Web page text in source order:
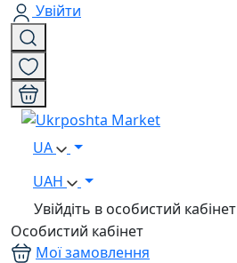
Увійти
UA
UAH
Увійдіть в особистий кабінет
Особистий кабінет
Мої замовлення